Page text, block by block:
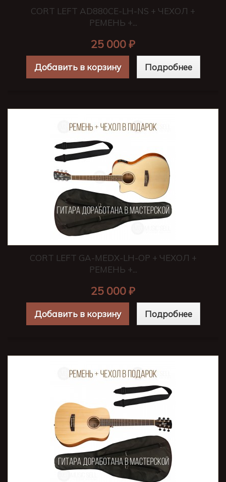
CORT LEFT AD880CE-LH-NS + ЧЕХОЛ +
РЕМЕНЬ +...
25 000 ₽
Добавить в корзину Подробнее
CORT LEFT GA-MEDX-LH-OP + ЧЕХОЛ +
РЕМЕНЬ +...
25 000 ₽
Добавить в корзину Подробнее